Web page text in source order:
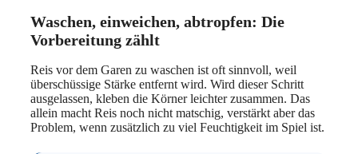
Waschen, einweichen, abtropfen: Die
Vorbereitung zählt
Reis vor dem Garen zu waschen ist oft sinnvoll, weil
überschüssige Stärke entfernt wird. Wird dieser Schritt
ausgelassen, kleben die Körner leichter zusammen. Das
allein macht Reis noch nicht matschig, verstärkt aber das
Problem, wenn zusätzlich zu viel Feuchtigkeit im Spiel ist.